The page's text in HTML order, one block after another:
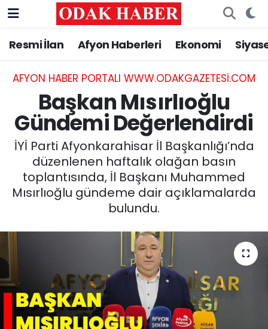
Resmi İlan Afyon Haberleri Ekonomi
AFYON HABER PORTALI WWW.ODAKGAZETESI.COM
Başkan Mısırlıoğlu
Gündemi Değerlendirdi
İYİ Parti Afyonkarahisar İl Başkanlığı’nda
düzenlenen haftalık olağan basın
toplantısında, İl Başkanı Muhammed
Mısırlıoğlu gündeme dair açıklamalarda
bulundu.
AFYONKARAHİSAR HABERLERİ
Resmi İlan
ASAYİŞ
SİYASET
EĞİTİM
MAGAZİN
SPOR
11:11 MANŞET
Nöbetçi Eczaneler
Hava Durumu
Trafik Durumu
Süper Lig Puan Durumu ve Fikstür
Tüm Manşetler
Son Dakika Haberleri
Haber Arşivi